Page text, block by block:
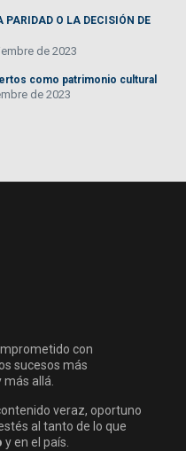
PARIDAD O LA DECISIÓN DE
de 2023
como patrimonio cultural
de 2023
con
sucesos más
allá.
veraz, oportuno
al tanto de lo que
y en el país.